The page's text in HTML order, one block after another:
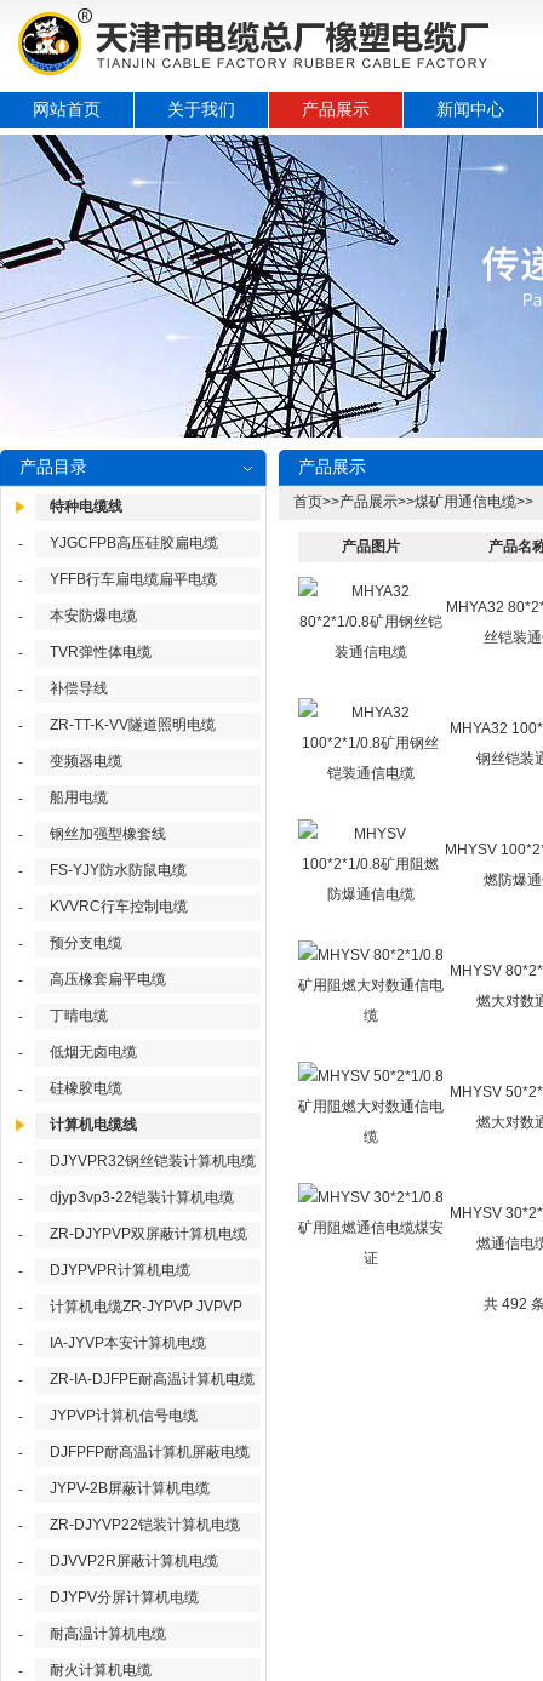
网站首页 关于我们 产品展示 新闻中心
产品目录
特种电缆线
- YJGCFPB高压硅胶扁电缆
- YFFB行车扁电缆扁平电缆
- 本安防爆电缆
- TVR弹性体电缆
- 补偿导线
- ZR-TT-K-VV隧道照明电缆
- 变频器电缆
- 船用电缆
- 钢丝加强型橡套线
- FS-YJY防水防鼠电缆
- KVVRC行车控制电缆
- 预分支电缆
- 高压橡套扁平电缆
- 丁晴电缆
- 低烟无卤电缆
- 硅橡胶电缆
计算机电缆线
- DJYVPR32钢丝铠装计算机电缆
- djyp3vp3-22铠装计算机电缆
- ZR-DJYPVP双屏蔽计算机电缆
- DJYPVPR计算机电缆
- 计算机电缆ZR-JYPVP JVPVP
- IA-JYVP本安计算机电缆
- ZR-IA-DJFPE耐高温计算机电缆
- JYPVP计算机信号电缆
- DJFPFP耐高温计算机屏蔽电缆
- JYPV-2B屏蔽计算机电缆
- ZR-DJYVP22铠装计算机电缆
- DJVVP2R屏蔽计算机电缆
- DJYPV分屏计算机电缆
- 耐高温计算机电缆
- 耐火计算机电缆
产品展示
首页>>产品展示>>煤矿用通信电缆>>
产品图片 产品名
MHYA32
丝铠装
MHYA32
钢丝铠装
MHYSV
燃防爆
MHYSV
燃大对数
MHYSV
燃大对数
MHYSV
燃通信电
共 492